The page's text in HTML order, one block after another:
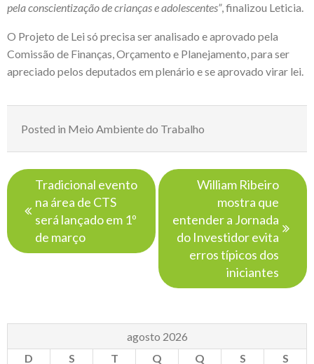
pela conscientização de crianças e adolescentes”, finalizou Leticia.
O Projeto de Lei só precisa ser analisado e aprovado pela
Comissão de Finanças, Orçamento e Planejamento, para ser
apreciado pelos deputados em plenário e se aprovado virar lei.
Posted in Meio Ambiente do Trabalho
Navegação
de
Post
Tradicional evento
na área de CTS
será lançado em 1º
de março
William Ribeiro
mostra que
entender a Jornada
do Investidor evita
erros típicos dos
iniciantes
agosto 2026
D
S T Q Q S
S